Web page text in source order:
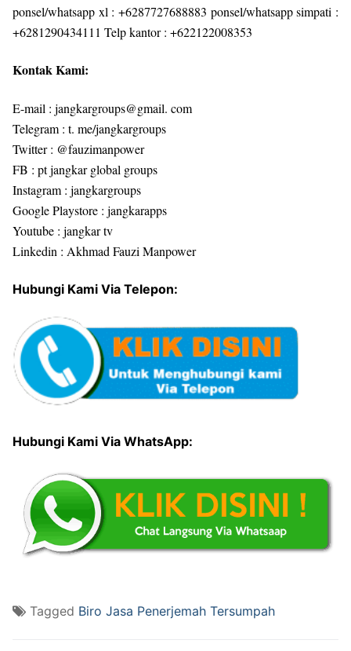
ponsel/whatsapp xl : +6287727688883 ponsel/whatsapp simpati :
+6281290434111 Telp kantor : +622122008353
Kontak Kami:
E-mail : jangkargroups@gmail. com
Telegram : t. me/jangkargroups
Twitter : @fauzimanpower
FB : pt jangkar global groups
Instagram : jangkargroups
Google Playstore : jangkarapps
Youtube : jangkar tv
Linkedin : Akhmad Fauzi Manpower
Hubungi Kami Via Telepon:
Hubungi Kami Via WhatsApp:
Tagged Biro Jasa Penerjemah Tersumpah